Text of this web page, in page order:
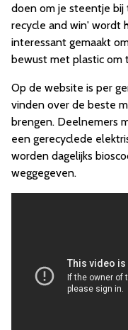
doen om je steentje
recycle and win' wordt
interessant gemaakt
bewust met plastic om
Op de website is per
vinden over de beste
brengen. Deelnemers
een gerecyclede
worden dagelijks
weggegeven.